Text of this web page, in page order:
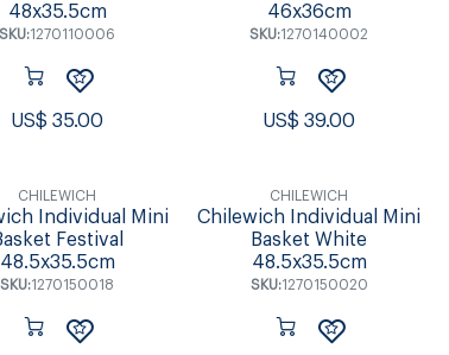
48x35.5cm
SKU:1270110006
US$35.00
46x36cm
SKU:1270140002
US$39.00
CHILEWICH
Individual Mini
Festival
48.5x35.5cm
SKU:1270150018
CHILEWICH
Chilewich Individual Mini
Basket White
48.5x35.5cm
SKU:1270150020